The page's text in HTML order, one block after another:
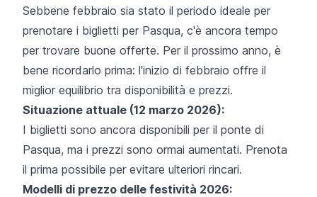
Sebbene febbraio sia stato il periodo ideale per
prenotare i biglietti per Pasqua, c'è ancora tempo
per trovare buone offerte. Per il prossimo anno, è
bene ricordarlo prima: l'inizio di febbraio offre il
miglior equilibrio tra disponibilità e prezzi.
Situazione attuale (12 marzo 2026):
I biglietti sono ancora disponibili per il ponte di
Pasqua, ma i prezzi sono ormai aumentati. Prenota
il prima possibile per evitare ulteriori rincari.
Modelli di prezzo delle festività 2026: